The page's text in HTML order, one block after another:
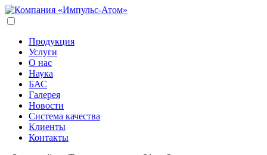
Продукция
Услуги
О нас
Наука
БАС
Галерея
Новости
Система качества
Клиенты
Контакты